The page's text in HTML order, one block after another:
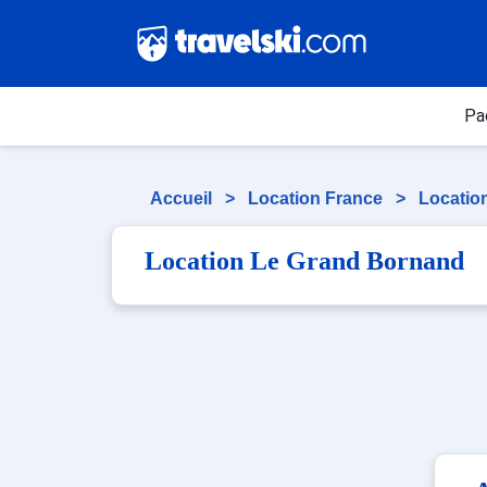
Accueil > Location France >
Location Le Grand Bornand